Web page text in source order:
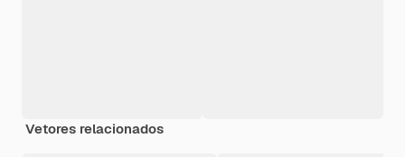
Vetores relacionados